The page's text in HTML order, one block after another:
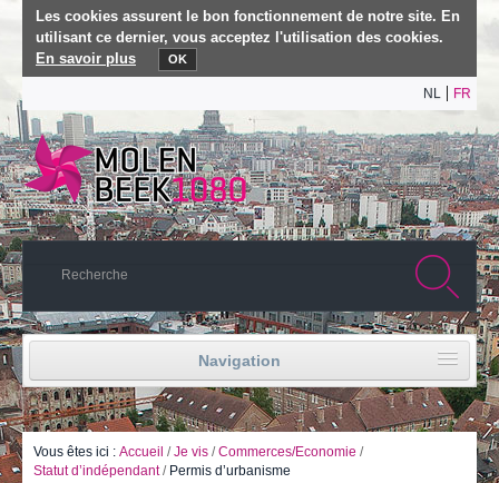
Les cookies assurent le bon fonctionnement de notre site. En
utilisant ce dernier, vous acceptez l'utilisation des cookies.
En savoir plus
OK
NL FR
Navigation
Accueil
Vie politique
Vous êtes ici : Accueil /Je vis /Commerces/Economie /
Statut d’indépendant / Permis d’urbanisme